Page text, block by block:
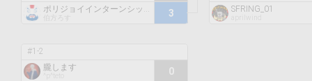
伯方ろす 3
#1-2
朧します
0
SFRING_01